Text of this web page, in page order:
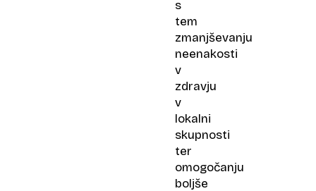
s
tem
zmanjševanju
neenakosti
v
zdravju
v
lokalni
skupnosti
ter
omogočanju
boljše